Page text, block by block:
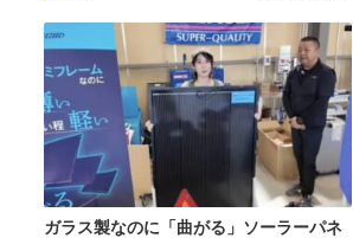
ガラス製なのに「曲がる」ソーラーパネ